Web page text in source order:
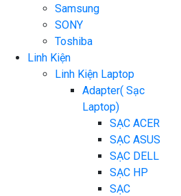
Samsung
SONY
Toshiba
Linh Kiện
Linh Kiện Laptop
Adapter( Sạc
Laptop)
SẠC ACER
SẠC ASUS
SẠC DELL
SẠC HP
SẠC